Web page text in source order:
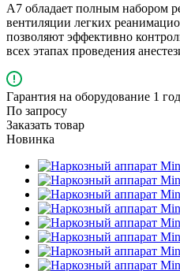
A7 обладает полным набором
вентиляции легких
позволяют эффективно
всех этапах проведения
Гарантия на оборудование 1 год
По запросу
Заказать товар
Новинка